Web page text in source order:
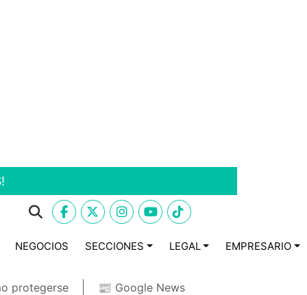
NEGOCIOS SECCIONES LEGAL EMPRESARIO
protegerse 📰 Google News